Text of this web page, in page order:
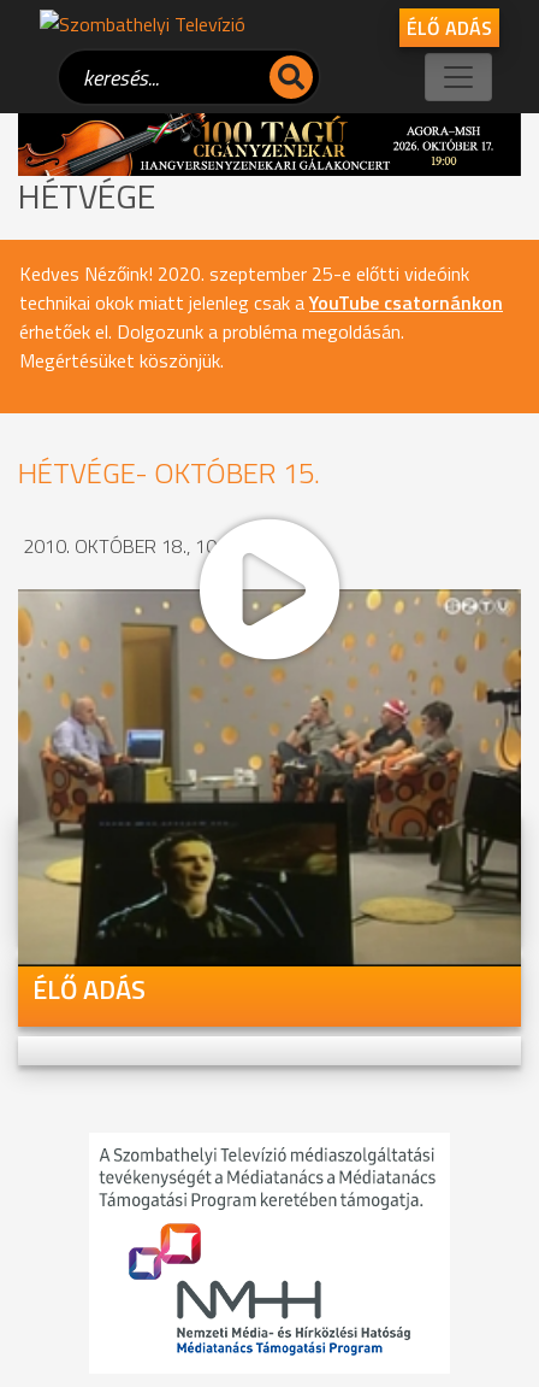
ÉLŐ ADÁS
HÉTVÉGE
Kedves Nézőink! 2020. szeptember 25-e előtti videóink
technikai okok miatt jelenleg csak aYouTube csatornánkon
érhetőek el. Dolgozunk a probléma megoldásán.
Megértésüket köszönjük.
HÉTVÉGE- OKTÓBER 15.
2010. OKTÓBER 18., 10:56
MEGOSZTÁS
Videóink megtekinthetőek
Youtube-csatornánkon is!
ÉLŐ ADÁS